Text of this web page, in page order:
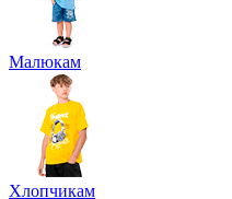
Малюкам
Хлопчикам